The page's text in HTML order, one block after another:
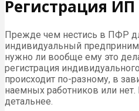
Регистрация
Прежде чем нестись в ПФР
индивидуальный
нужно ли вообще ему это
регистрация
происходит по-разному, в
наемных работников или
детальнее.